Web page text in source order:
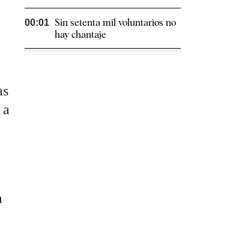
00:01 Sin setenta mil voluntarios no
hay chantaje